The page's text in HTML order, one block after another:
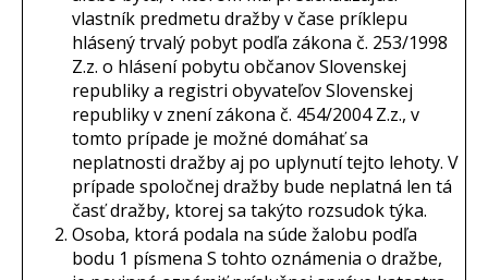
vlastník predmetu dražby v čase príklepu
hlásený trvalý pobyt podľa zákona č. 253/1998
Z.z. o hlásení pobytu občanov Slovenskej
republiky a registri obyvateľov Slovenskej
republiky v znení zákona č. 454/2004 Z.z., v
tomto prípade je možné domáhať sa
neplatnosti dražby aj po uplynutí tejto lehoty. V
prípade spoločnej dražby bude neplatná len tá
časť dražby, ktorej sa takýto rozsudok týka.
Osoba, ktorá podala na súde žalobu podľa
bodu 1 písmena S tohto oznámenia o dražbe,